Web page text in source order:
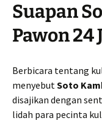
Suapan
Pawon 24
Berbicara tentang
menyebutSoto
disajikan dengan
lidah para pecinta